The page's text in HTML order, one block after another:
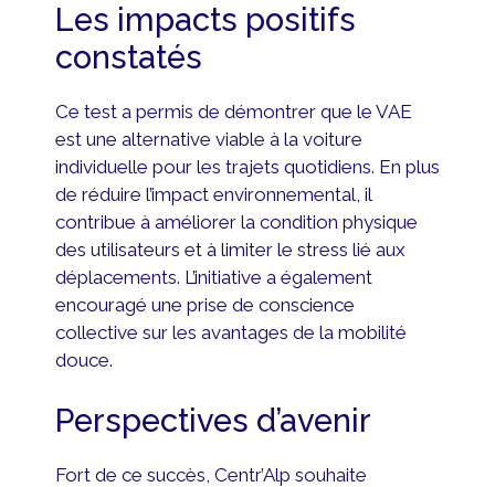
Les impacts positifs
constatés
Ce test a permis de démontrer que le VAE
est une alternative viable à la voiture
individuelle pour les trajets quotidiens. En plus
de réduire l’impact environnemental, il
contribue à améliorer la condition physique
des utilisateurs et à limiter le stress lié aux
déplacements. L’initiative a également
encouragé une prise de conscience
collective sur les avantages de la mobilité
douce.
Perspectives d’avenir
Fort de ce succès, Centr’Alp souhaite